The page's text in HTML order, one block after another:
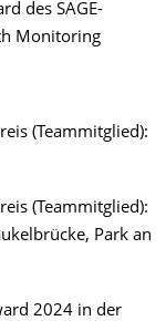
des SAGE-
Monitoring
(Teammitglied):
(Teammitglied):
Park an
2024 in der